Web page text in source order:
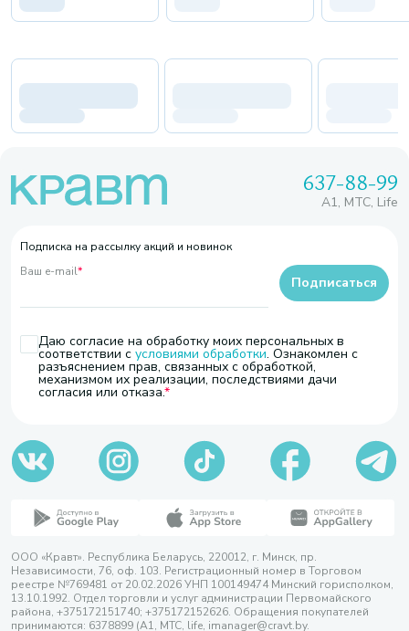
637-88-99
A1, МТС, Life
Подписка на рассылку акций и новинок
Ваш e-mail*
Даю согласие на обработку моих персональных в
соответствии с условиями обработки. Ознакомлен с
разъяснением прав, связанных с обработкой,
механизмом их реализации, последствиями дачи
согласия или отказа.
Подписаться
ООО «Кравт». Республика Беларусь, 220012, г. Минск, пр.
Независимости, 76, оф. 103. Регистрационный номер в Торговом
реестре №769481 от 20.02.2026 УНП 100149474 Минский горисполком,
13.10.1992. Отдел торговли и услуг администрации Первомайского
района, +375172151740; +375172152626. Обращения покупателей
принимаются: 6378899 (А1, МТС, life, imanager@cravt.by.